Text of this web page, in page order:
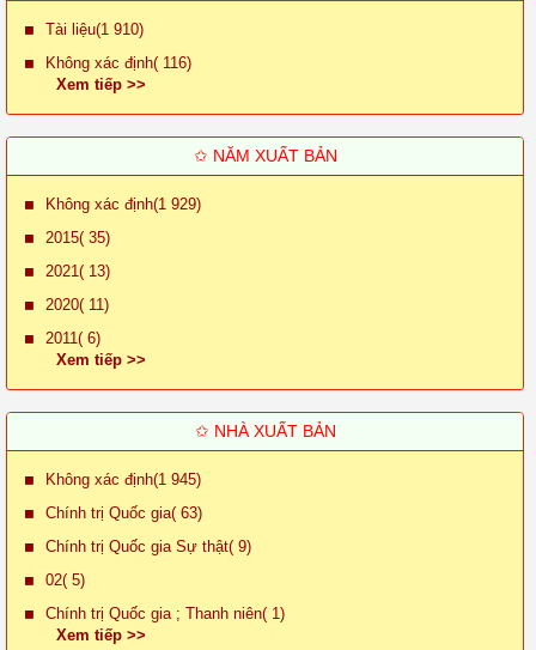
Tài liệu(1 910)
Không xác định( 116)
Xem tiếp >>
✩ NĂM XUẤT BẢN
Không xác định(1 929)
2015( 35)
2021( 13)
2020( 11)
2011( 6)
Xem tiếp >>
✩ NHÀ XUẤT BẢN
Không xác định(1 945)
Chính trị Quốc gia( 63)
Chính trị Quốc gia Sự thật( 9)
02( 5)
Chính trị Quốc gia ; Thanh niên( 1)
Xem tiếp >>